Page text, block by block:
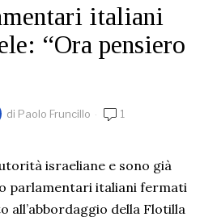
italiani
“Ora pensiero
di Paolo Fruncillo
1
israeliane e sono già
parlamentari italiani fermati
all’abbordaggio della Flotilla